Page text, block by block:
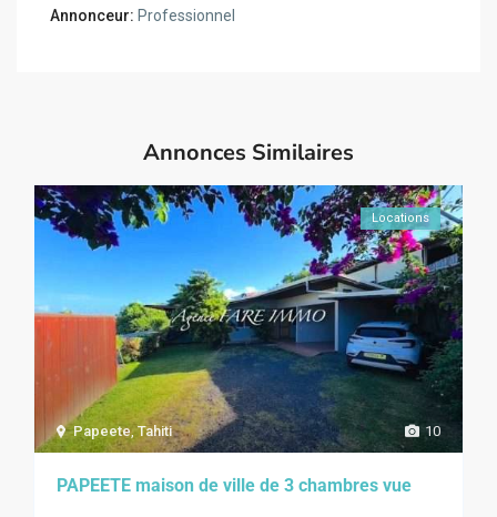
Annonceur: Professionnel
Annonces Similaires
10
Papeete,Tahiti
Locations
PAPEETE maison de ville de 3 chambres vue